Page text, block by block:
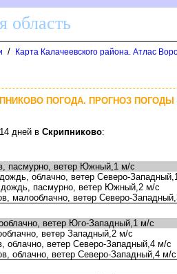
/
Карта Калачеевского района. Атлас
ПОГОДА. ПРОГНОЗ
14 дней Скрипниково:
пасмурно, ветер Южный,1 м/с
облачно, ветер Северо-
пасмурно, ветер Южный,2 м/с
малооблачно, ветер Северо-
ветер Юго-Западный,1 м/с
ветер Западный,2 м/с
облачно, ветер Северо-Западный,4 м/с
облачно, ветер Северо-Западный,4 м/с